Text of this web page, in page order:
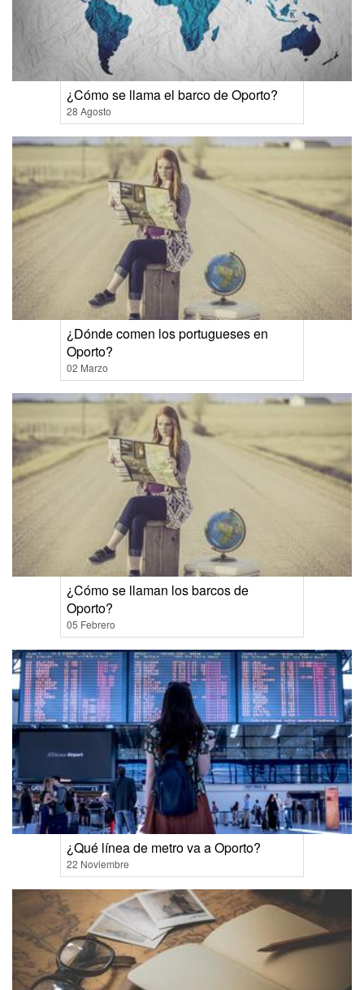
¿Cómo se llama el barco de Oporto?
28 Agosto
¿Dónde comen los portugueses en
Oporto?
02 Marzo
¿Cómo se llaman los barcos de
Oporto?
05 Febrero
¿Qué línea de metro va a Oporto?
22 Noviembre